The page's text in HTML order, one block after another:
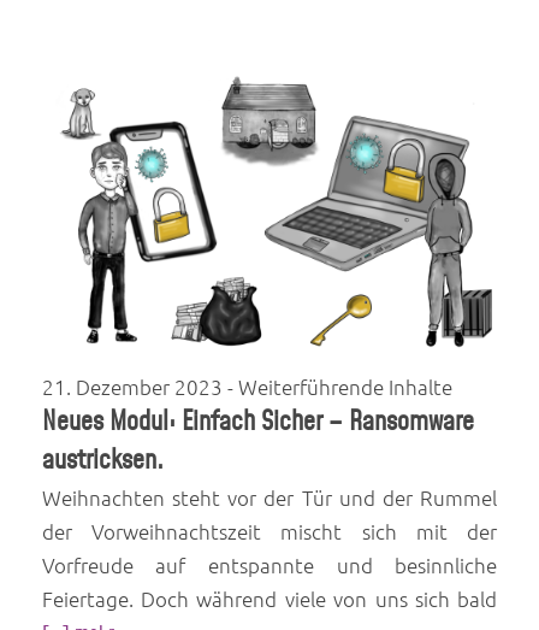
21. Dezember 2023 - Weiterführende Inhalte
Neues Modul: Einfach Sicher – Ransomware
austricksen.
Weihnachten steht vor der Tür und der Rummel
der Vorweihnachtszeit mischt sich mit der
Vorfreude auf entspannte und besinnliche
Feiertage. Doch während viele von uns sich bald